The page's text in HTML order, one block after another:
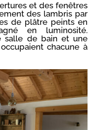
et des fenêtres
des lambris par
de plâtre peints en
en luminosité.
salle de bain et une
chacune à